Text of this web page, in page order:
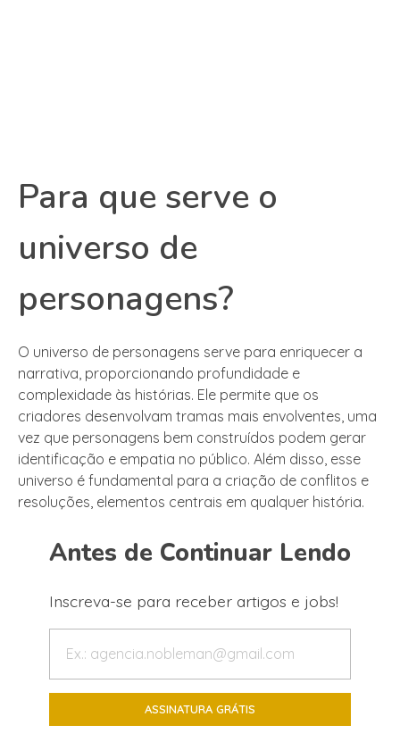
Para que serve o
universo de
personagens?
O universo de personagens serve para enriquecer a
narrativa, proporcionando profundidade e
complexidade às histórias. Ele permite que os
criadores desenvolvam tramas mais envolventes, uma
vez que personagens bem construídos podem gerar
identificação e empatia no público. Além disso, esse
universo é fundamental para a criação de conflitos e
resoluções, elementos centrais em qualquer história.
Antes de Continuar Lendo
Inscreva-se para receber artigos e jobs!